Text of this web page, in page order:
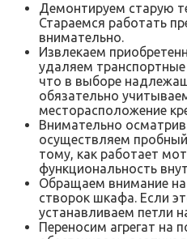
Демонтируем старую
Стараемся работать
внимательно.
Извлекаем
удаляем
что в выборе
обязательно
месторасположение
Внимательно
осуществляем
тому, как работает
функциональность
Обращаем внимание
створок шкафа. Если
устанавливаем петли
Переносим агрегат на